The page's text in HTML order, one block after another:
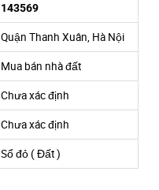
143569
Quận Thanh Xuân, Hà Nội
Mua bán nhà đất
Chưa xác định
Chưa xác định
Sổ đỏ ( Đất )